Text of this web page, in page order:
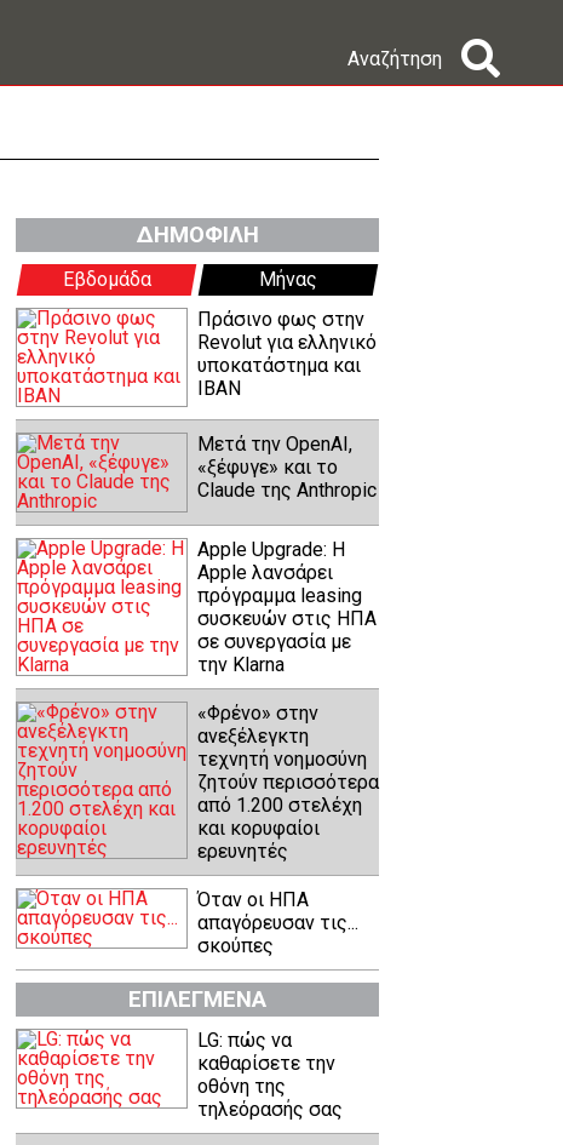
Αναζήτηση
ΔΗΜΟΦΙΛΗ
Εβδομάδα
Μήνας
Πράσινο φως στην
Revolut για ελληνικό
υποκατάστημα και
IBAN
Μετά την OpenAI,
«ξέφυγε» και το
Claude της Anthropic
Apple Upgrade: Η
Apple λανσάρει
πρόγραμμα leasing
συσκευών στις ΗΠΑ
σε συνεργασία με
την Klarna
«Φρένο» στην
ανεξέλεγκτη
τεχνητή νοημοσύνη
ζητούν περισσότερα
από 1.200 στελέχη
και κορυφαίοι
ερευνητές
Όταν οι ΗΠΑ
απαγόρευσαν τις...
σκούπες
ΕΠΙΛΕΓΜΕΝΑ
LG: πώς να
καθαρίσετε την
οθόνη της
τηλεόρασής σας